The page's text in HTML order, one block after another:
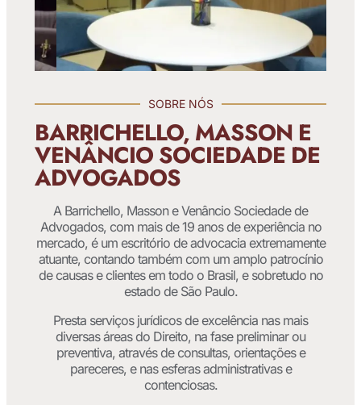
SOBRE NÓS
BARRICHELLO, MASSON E
VENÂNCIO SOCIEDADE DE
ADVOGADOS
A Barrichello, Masson e Venâncio Sociedade de
Advogados, com mais de 19 anos de experiência no
mercado, é um escritório de advocacia extremamente
atuante, contando também com um amplo patrocínio
de causas e clientes em todo o Brasil, e sobretudo no
estado de São Paulo.
Presta serviços jurídicos de excelência nas mais
diversas áreas do Direito, na fase preliminar ou
preventiva, através de consultas, orientações e
pareceres, e nas esferas administrativas e
contenciosas.